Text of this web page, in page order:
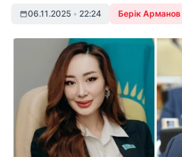
06.11.2025 • 22:24 Берік Арманов